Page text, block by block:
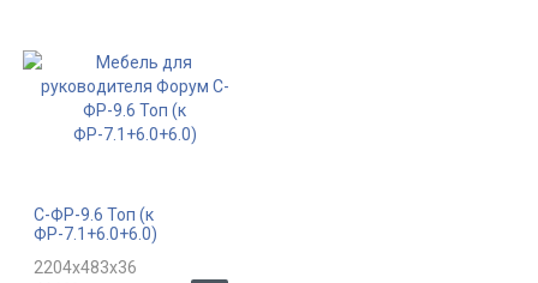
С-ФР-9.6 Топ (к
ФР-7.1+6.0+6.0)
2204x483x36